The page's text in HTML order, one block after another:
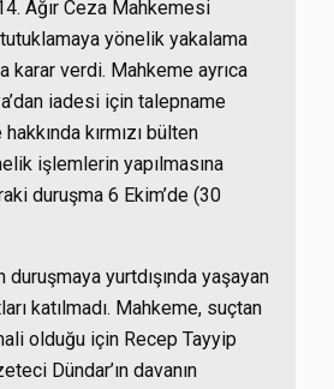
Ağır Ceza Mahkemesi
yönelik yakalama
karar verdi. Mahkeme ayrıca
iadesi için talepname
kırmızı bülten
işlemlerin yapılmasına
duruşma 6 Ekim’de (30
duruşmaya yurtdışında yaşayan
katılmadı. Mahkeme, suçtan
olduğu için Recep Tayyip
Dündar’ın davanın